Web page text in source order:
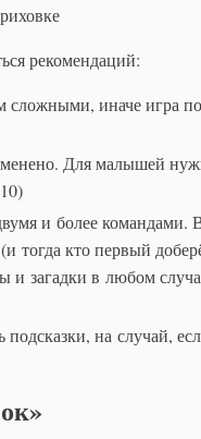
рекомендаций:
сложными, иначе игра
Для малышей
и более командами.
кто первый
и загадки в любом
на случай,